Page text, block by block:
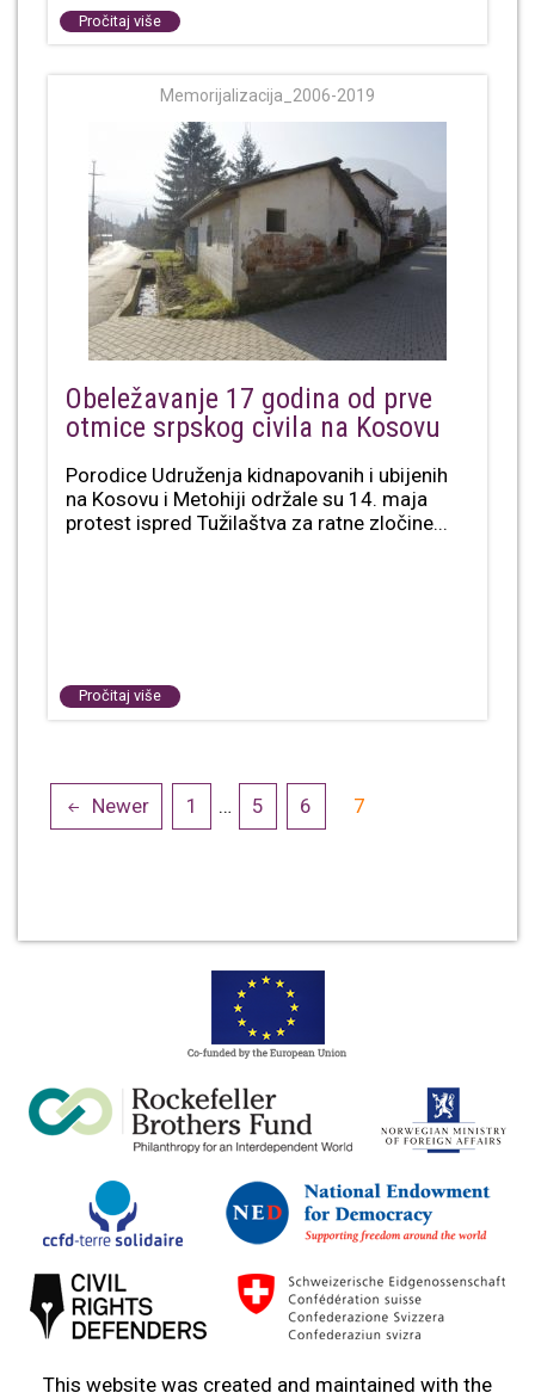
Pročitaj više
Memorijalizacija_2006-2019
Obeležavanje 17 godina od prve
otmice srpskog civila na Kosovu
Porodice Udruženja kidnapovanih i ubijenih
na Kosovu i Metohiji održale su 14. maja
protest ispred Tužilaštva za ratne zločine...
Pročitaj više
Posts
navigation
Newer 1 … 5 6 7
This website was created and maintained with the